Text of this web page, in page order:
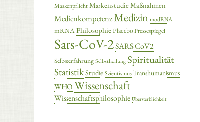
MaskenpflichtMaskenstudieMaßnahmen
MedienkompetenzMedizin modRNA
mRNAPhilosophiePlaceboPressespiegel
Sars-CoV-2SARS-CoV2
SelbsterfahrungSelbstheilung Spiritualität
StatistikStudieSzientismusTranshumanismus
WHO Wissenschaft
Wissenschaftsphilosophie Übersterblichkeit